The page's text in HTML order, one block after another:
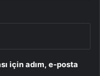
için adım, e-posta